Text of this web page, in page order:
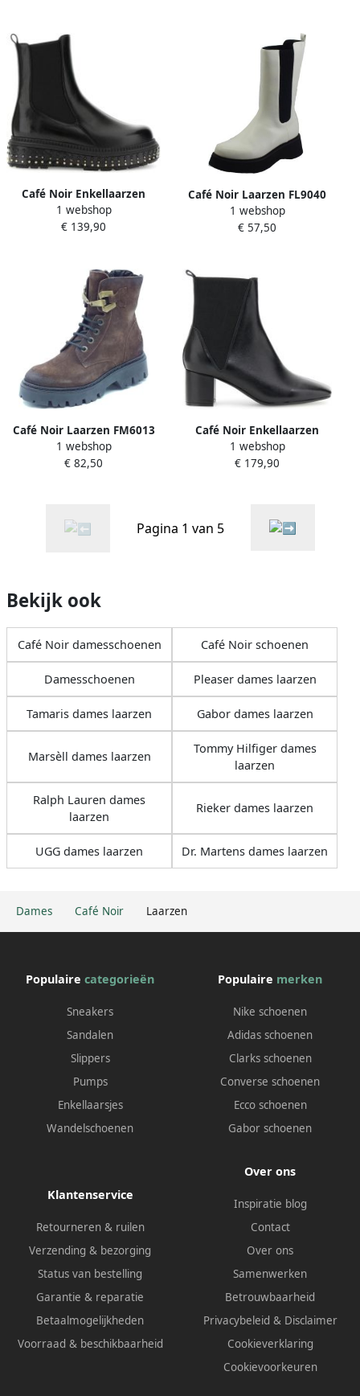
Dames Café Noir Laarzen
Café Noir Enkellaarzen
C1FC9700
1 webshop
€ 139,90
Café Noir Laarzen FL9040
1 webshop
€ 57,50
Café Noir Laarzen FM6013
1 webshop
€ 82,50
Café Noir Enkellaarzen
C1XV4713
1 webshop
€ 179,90
Pagina 1 van 5
Bekijk ook
Café Noir damesschoenen Café Noir schoenen
Damesschoenen Pleaser dames laarzen
Tamaris dames laarzen Gabor dames laarzen
Marsèll dames laarzen
Tommy Hilfiger dames
laarzen
Ralph Lauren dames
laarzen
Rieker dames laarzen
UGG dames laarzen Dr. Martens dames laarzen
Populaire categorieën
Sneakers
Sandalen
Slippers
Pumps
Enkellaarsjes
Wandelschoenen
Populaire merken
Nike schoenen
Adidas schoenen
Clarks schoenen
Converse schoenen
Ecco schoenen
Gabor schoenen
Klantenservice
Retourneren & ruilen
Verzending & bezorging
Status van bestelling
Garantie & reparatie
Betaalmogelijkheden
Voorraad & beschikbaarheid
Over ons
Inspiratie blog
Contact
Over ons
Samenwerken
Betrouwbaarheid
Privacybeleid & Disclaimer
Cookieverklaring
Cookievoorkeuren